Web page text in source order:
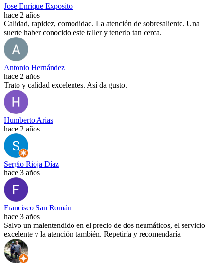
Jose Enrique Exposito
hace 2 años
Calidad, rapidez, comodidad. La atención de sobresaliente. Una
suerte haber conocido este taller y tenerlo tan cerca.
Antonio Hernández
hace 2 años
Trato y calidad excelentes. Así da gusto.
Humberto Arias
hace 2 años
Sergio Rioja Díaz
hace 3 años
Francisco San Román
hace 3 años
Salvo un malentendido en el precio de dos neumáticos, el servicio
excelente y la atención también. Repetiría y recomendaría